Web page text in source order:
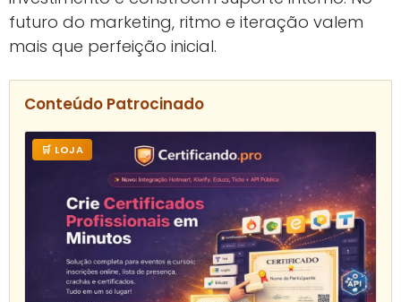
futuro do marketing, ritmo e iteração valem
mais que perfeição inicial.
Conteúdo Patrocinado
🛒 LOJA